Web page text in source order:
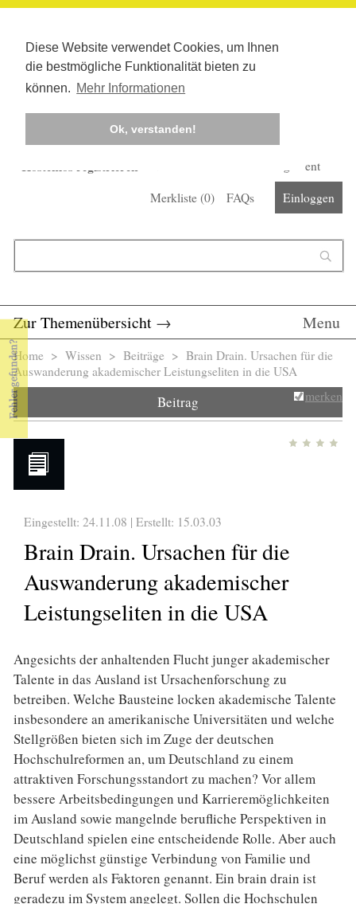
Diese Website verwendet Cookies, um Ihnen
die bestmögliche Funktionalität bieten zu
können. Mehr Informationen
Ok, verstanden!
Kostenlos registrieren
Corona-Management
Merkliste (0) FAQs Einloggen
Zur Themenübersicht → Menu
Sie sind hier
Home > Wissen > Beiträge > Brain Drain. Ursachen für die
Auswanderung akademischer Leistungseliten in die USA
Beitrag merken
Eingestellt: 24.11.08 | Erstellt: 15.03.03
Brain Drain. Ursachen für die
Auswanderung akademischer
Leistungseliten in die USA
Angesichts der anhaltenden Flucht junger akademischer
Talente in das Ausland ist Ursachenforschung zu
betreiben. Welche Bausteine locken akademische Talente
insbesondere an amerikanische Universitäten und welche
Stellgrößen bieten sich im Zuge der deutschen
Hochschulreformen an, um Deutschland zu einem
attraktiven Forschungsstandort zu machen? Vor allem
bessere Arbeitsbedingungen und Karrieremöglichkeiten
im Ausland sowie mangelnde berufliche Perspektiven in
Deutschland spielen eine entscheidende Rolle. Aber auch
eine möglichst günstige Verbindung von Familie und
Beruf werden als Faktoren genannt. Ein brain drain ist
geradezu im System angelegt. Sollen die Hochschulen